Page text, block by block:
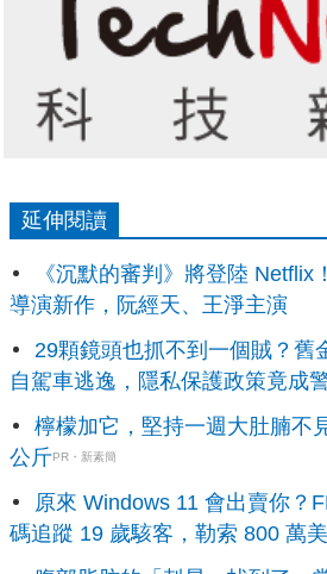
延伸閱讀
《沉默的審判》將登陸 Netflix
導演新作，阮經天、王淨主演
29顆鏡頭也抓不到一個賊？舊
自駕車逃逸，隱私保護政策竟成
檸檬加它，堅持一週大肚腩不
公斤PR・新素簡
原來 Windows 11 會出賣你？
碼追蹤 19 歲駭客，勒索 800 萬